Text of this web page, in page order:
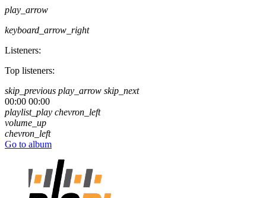
play_arrow
keyboard_arrow_right
Listeners:
Top listeners:
skip_previous play_arrow skip_next
00:00 00:00
playlist_play chevron_left
volume_up
chevron_left
Go to album